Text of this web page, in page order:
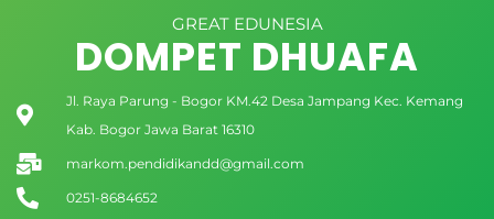
GREAT EDUNESIA
DOMPET DHUAFA
Jl. Raya Parung - Bogor KM.42 Desa Jampang Kec. Kemang
Kab. Bogor Jawa Barat 16310
markom.pendidikandd@gmail.com
0251-8684652